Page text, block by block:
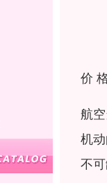
价
航
机
不